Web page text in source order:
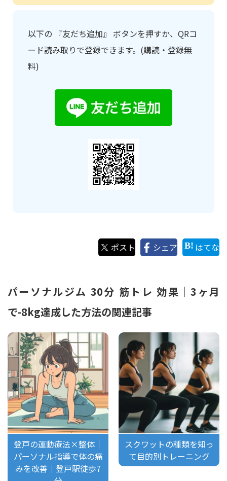
以下の 『友だち追加』 ボタンを押すか、QRコ
ード読み取りで登録できます。(購読・登録無
料)
ポスト シェア はてな
パーソナルジム 30分 筋トレ 効果｜3ヶ月
で-8kg達成した方法の関連記事
登戸の運動療法×整体｜
パーソナル指導で体の痛
みを改善｜登戸駅徒歩7
スクワットの種類を知っ
て目的別トレーニング